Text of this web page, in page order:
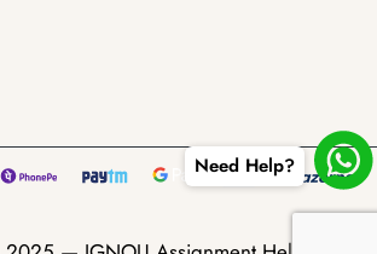
Need Help?